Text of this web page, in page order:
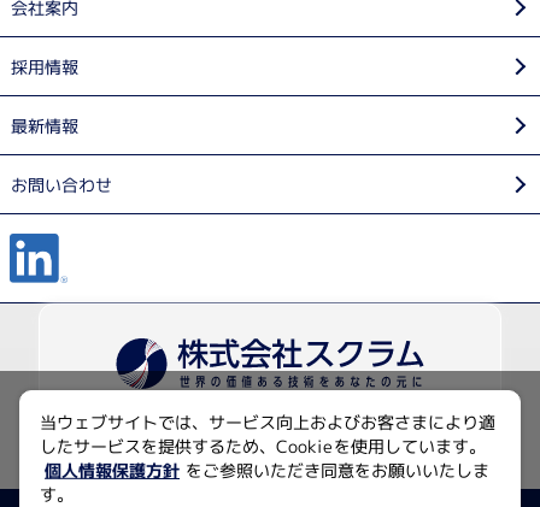
当ウェブサイトでは、サービス向上およびお客さまにより適
したサービスを提供するため、Cookieを使用しています。
個人情報保護方針 をご参照いただき同意をお願いいたしま
す。
〒135-0014 東京都江東区石島2-14
Imas Riverside 4F
会社案内
採用情報
最新情報
お問い合わせ